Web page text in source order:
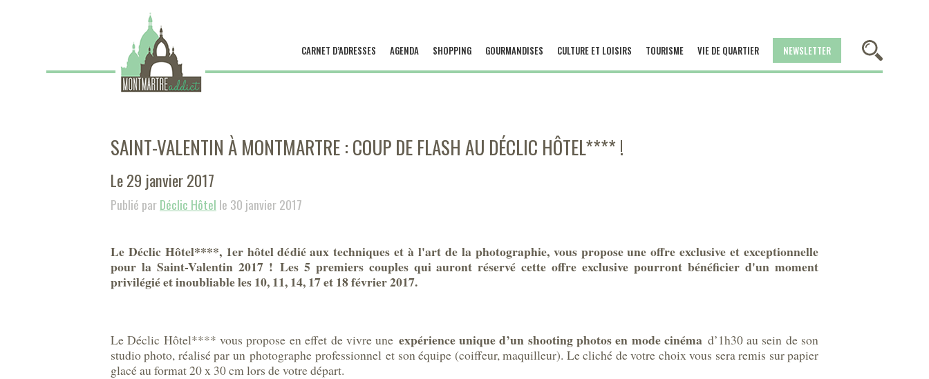
CARNET D’ADRESSES AGENDA SHOPPING GOURMANDISES CULTURE ET LOISIRS TOURISME VIE DE QUARTIER NEWSLETTER
SAINT-VALENTIN À MONTMARTRE : COUP DE FLASH AU DÉCLIC HÔTEL**** !
Le 29 janvier 2017
Publié parDéclic Hôtel le 30 janvier 2017
Le Déclic Hôtel****, 1er hôtel dédié aux techniques et à l'art de la photographie, vous propose une offre exclusive et exceptionnelle
pour la Saint-Valentin 2017 ! Les 5 premiers couples qui auront réservé cette offre exclusive pourront bénéficier d'un moment
privilégié et inoubliable les 10, 11, 14, 17 et 18 février 2017.
Le Déclic Hôtel**** vous propose en effet de vivre une expérience unique d’un shooting photos en mode cinéma d’1h30 au sein de son
studio photo, réalisé par un photographe professionnel et son équipe (coiffeur, maquilleur). Le cliché de votre choix vous sera remis sur papier
glacé au format 20 x 30 cm lors de votre départ.